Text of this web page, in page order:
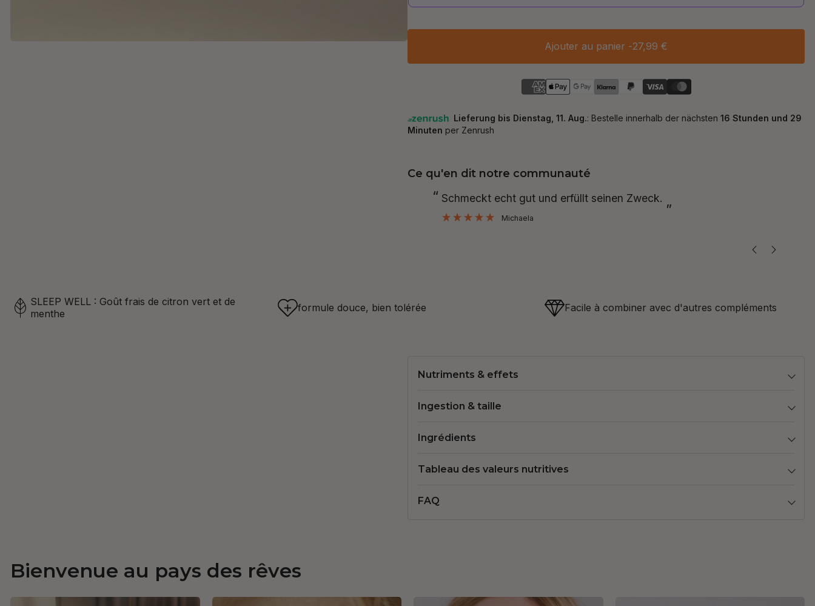
Ajouter au panier -27,99 €
Ce qu'en dit notre communauté
“
Geschmacklich sehr angenehm :)
Nadja
SLEEP WELL : Goût frais de citron vert et de
menthe
formule douce, bien tolérée Facile à combiner avec d'autres compléments
Nutriments & effets
Ingestion & taille
Ingrédients
Tableau des valeurs nutritives
FAQ
Bienvenue au pays des rêves